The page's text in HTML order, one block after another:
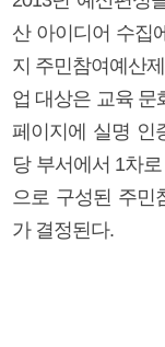
산 아이디어 수집
지 주민참여예산
업 대상은 교육 문
페이지에 실명 인
당 부서에서 1차
으로 구성된 주민
가 결정된다.